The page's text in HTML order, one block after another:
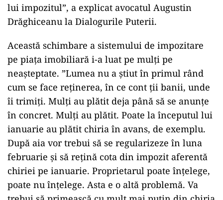
lui impozitul”, a explicat avocatul Augustin
Drăghiceanu la Dialogurile Puterii.
Această schimbare a sistemului de impozitare
pe piața imobiliară i-a luat pe mulți pe
neașteptate. ”Lumea nu a știut în primul rând
cum se face reținerea, în ce cont ții banii, unde
îi trimiți. Mulți au plătit deja până să se anunțe
în concret. Mulți au plătit. Poate la începutul lui
ianuarie au plătit chiria în avans, de exemplu.
După aia vor trebui să se regularizeze în luna
februarie și să rețină cota din impozit aferentă
chiriei pe ianuarie. Proprietarul poate înțelege,
poate nu înțelege. Asta e o altă problemă. Va